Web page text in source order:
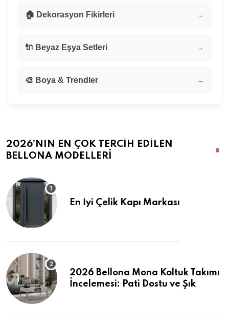
🏠 Dekorasyon Fikirleri →
🔌 Beyaz Eşya Setleri →
🎨 Boya & Trendler →
2026’NIN EN ÇOK TERCIH EDILEN
BELLONA MODELLERI
En İyi Çelik Kapı Markası
2026 Bellona Mona Koltuk Takımı
İncelemesi: Pati Dostu ve Şık